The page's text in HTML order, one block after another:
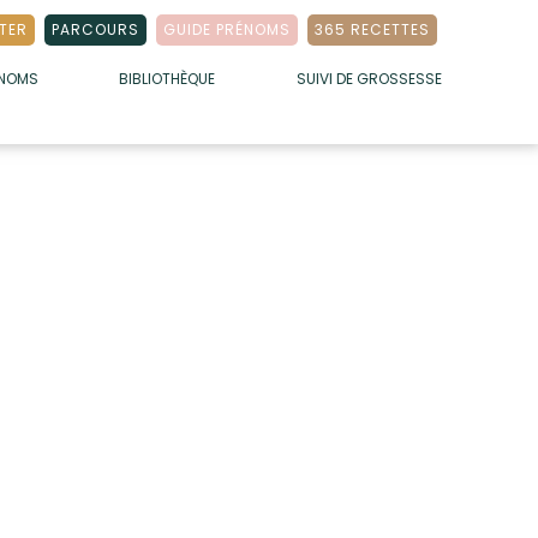
PARCOURS GUIDE PRÉNOMS 365 RECETTES
BIBLIOTHÈQUE SUIVI DE GROSSESSE